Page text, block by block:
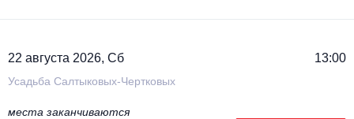
22 августа 2026, Сб 13:00
Усадьба Салтыковых-Чертковых
места заканчиваются